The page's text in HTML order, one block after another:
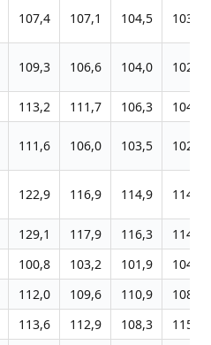
107,4 107,1 104,5 103,9
109,3 106,6 104,0 102,7
113,2 111,7 106,3
104,9
111,6 106,0 103,5 102,4
122,9 116,9 114,9 114,0
129,1 117,9 116,3
114,0
100,8 103,2 101,9
104,9
112,0 109,6 110,9
108,8
113,6 112,9 108,3
115,3